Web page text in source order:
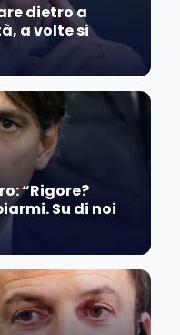
dietro a
a volte si
“Rigore?
Su di noi